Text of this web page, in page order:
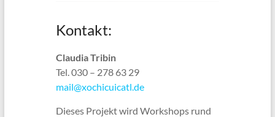
Kontakt:
Claudia Tribin
Tel. 030 – 278 63 29
mail@xochicuicatl.de
Dieses Projekt wird Workshops rund